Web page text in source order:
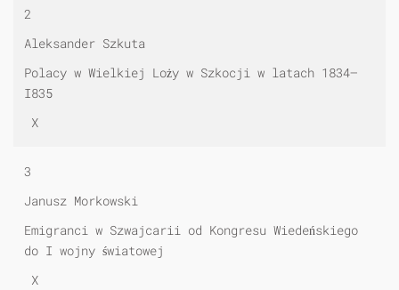
2
Aleksander Szkuta
Polacy w Wielkiej Loży w Szkocji w latach 1834—
I835
X
3
Janusz Morkowski
Emigranci w Szwajcarii od Kongresu Wiedeńskiego
do I wojny światowej
X